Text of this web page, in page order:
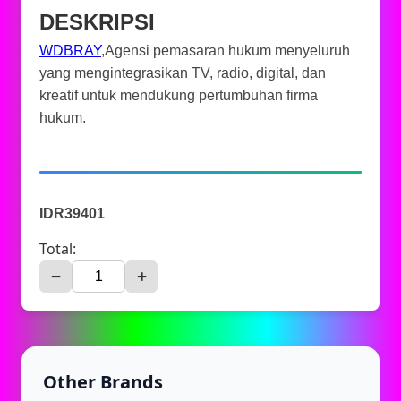
DESKRIPSI
WDBRAY,Agensi pemasaran hukum menyeluruh
yang mengintegrasikan TV, radio, digital, dan
kreatif untuk mendukung pertumbuhan firma
hukum.
IDR39401
Total:
− +
Other Brands